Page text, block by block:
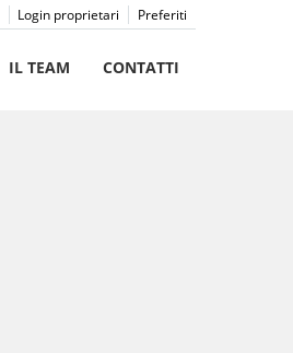
Preferiti
Login proprietari
IL TEAM CONTATTI